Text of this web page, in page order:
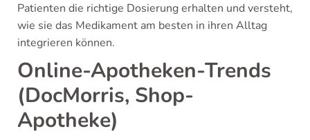
Patienten die richtige Dosierung erhalten und versteht,
wie sie das Medikament am besten in ihren Alltag
integrieren können.
Online-Apotheken-Trends
(DocMorris, Shop-
Apotheke)